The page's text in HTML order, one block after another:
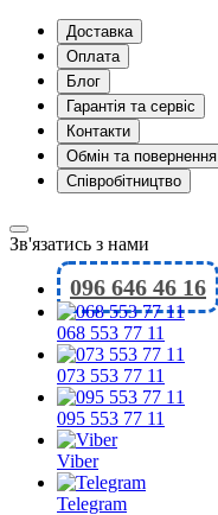
Доставка
Оплата
Блог
Гарантія та сервіс
Контакти
Обмін та повернення
Співробітництво
Зв'язатись з нами
096 646 46 16
068 553 77 11
073 553 77 11
095 553 77 11
Viber
Telegram